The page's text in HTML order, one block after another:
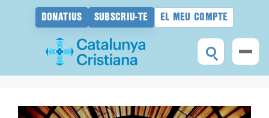
DONATIUS SUBSCRIU-TE EL MEU COMPTE
contingut